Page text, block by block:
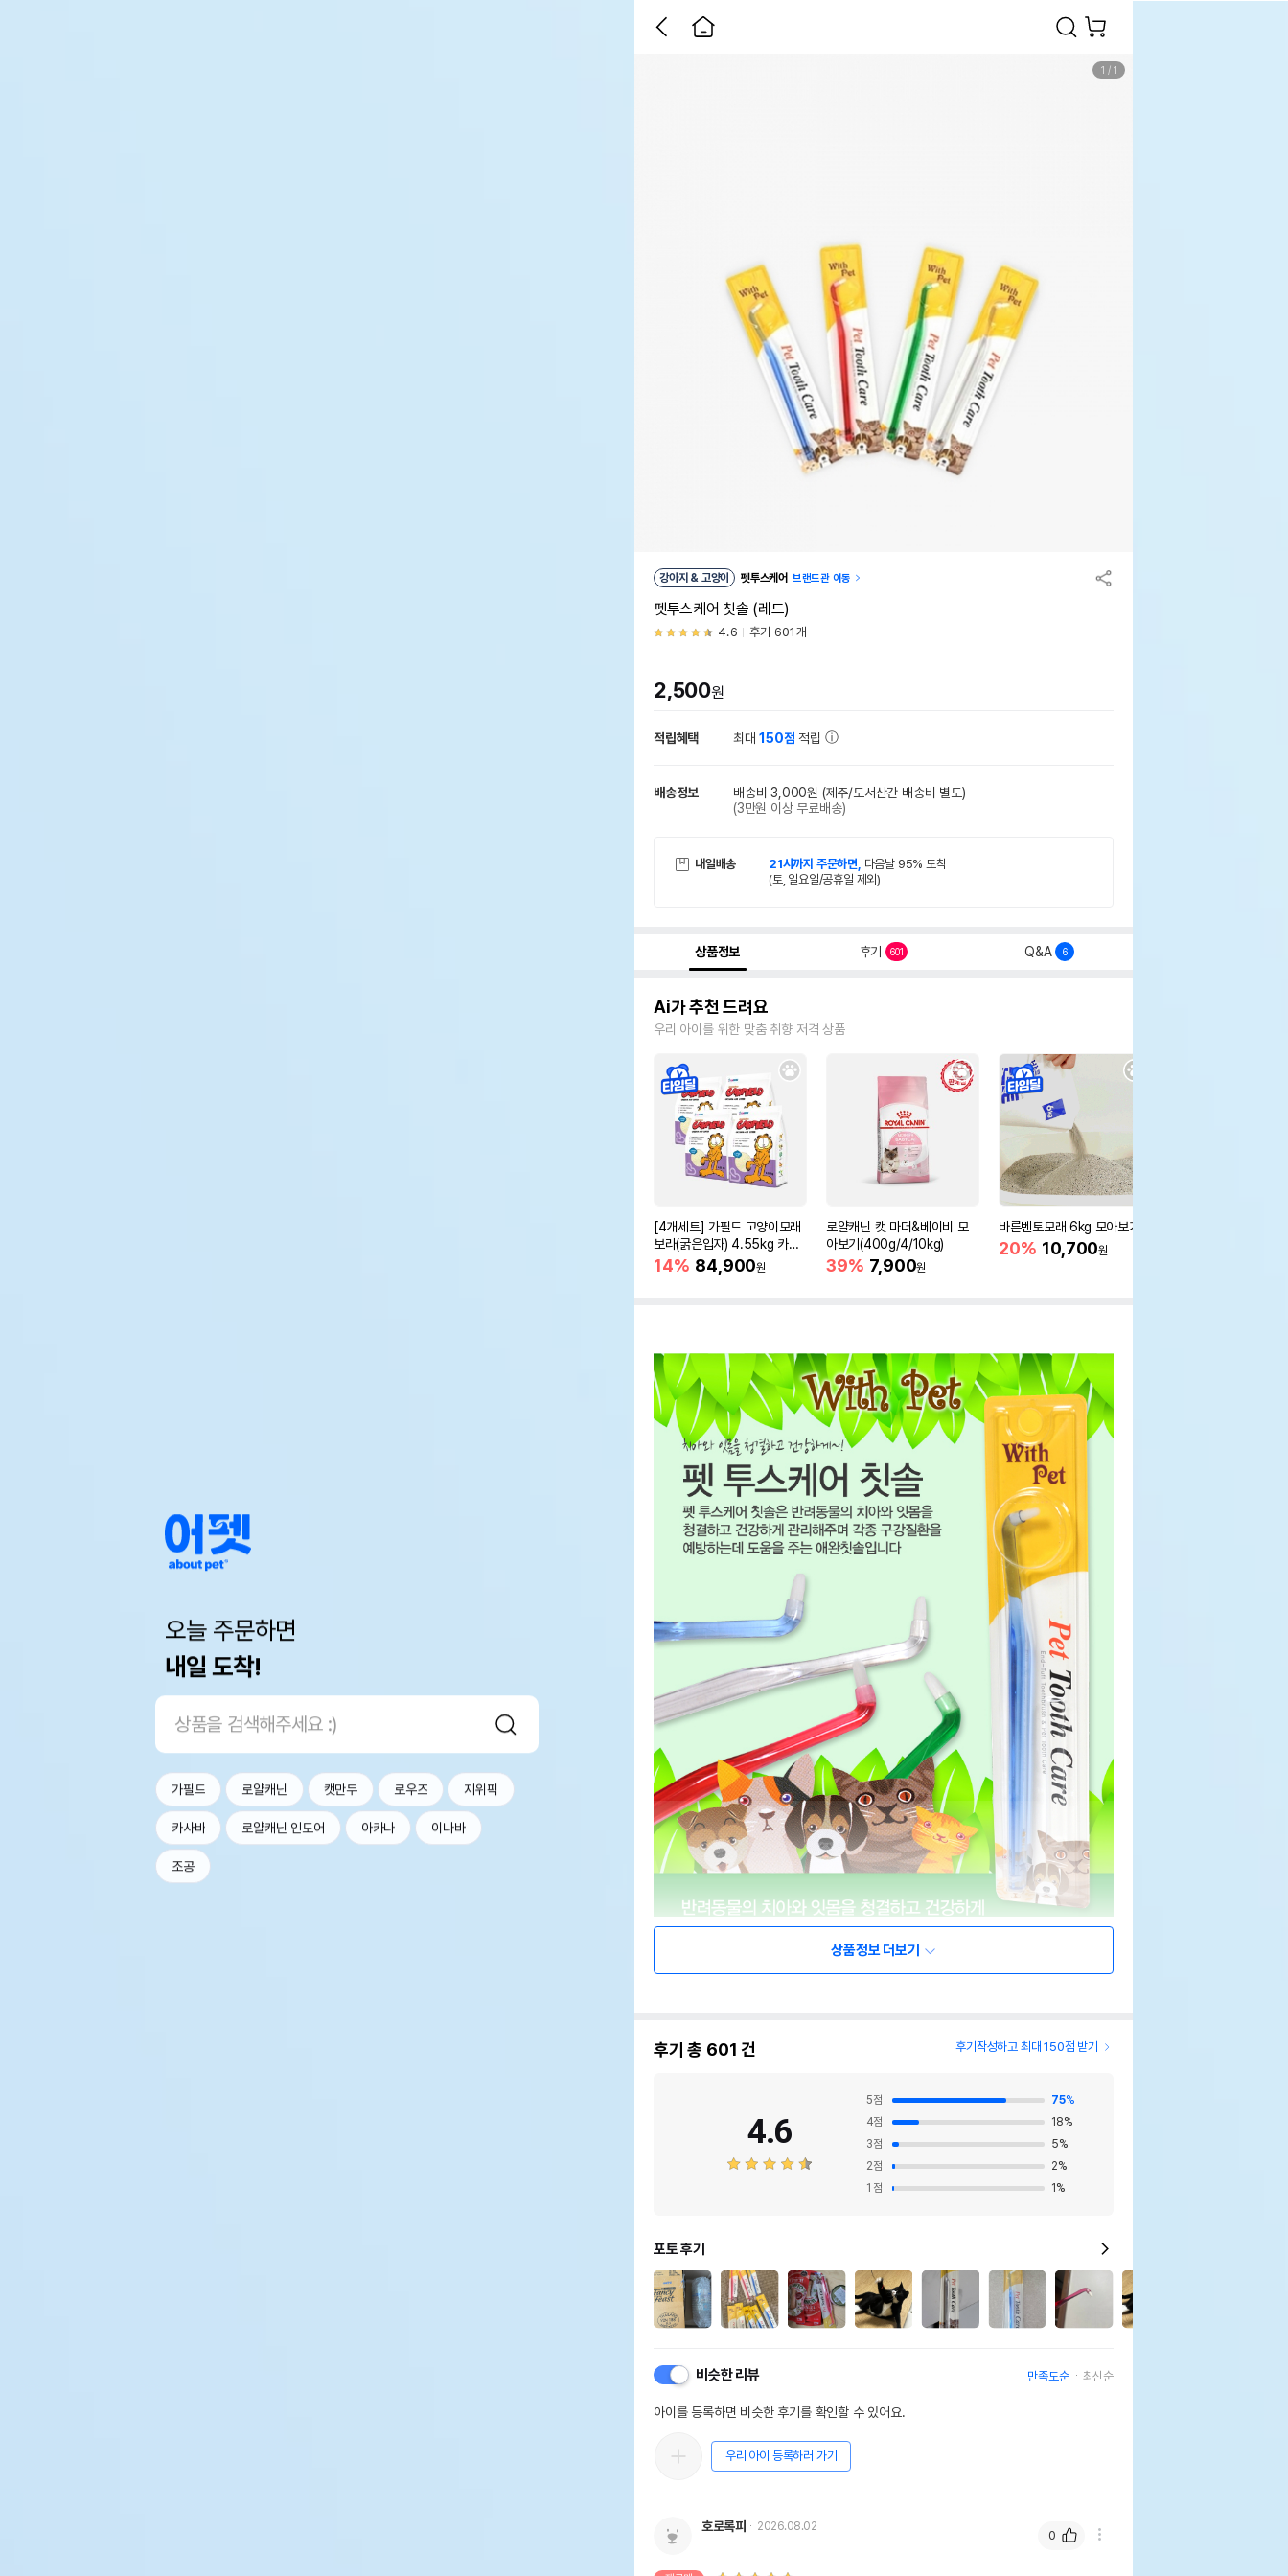
오늘 주문하면
내일 도착!
가필드 로얄캐닌 캣만두 로우즈 지위픽
카사바 로얄캐닌 인도어 아카나 이나바
조공
1 / 1
강아지 & 고양이 펫투스케어 브랜드관 이동
펫투스케어 칫솔 (레드)
4.6 후기 601개
2,500원
적립혜택 최대150점 적립
배송정보 배송비 3,000원 (제주/도서산간 배송비 별도)
(3만원 이상 무료배송)
내일배송 21시까지 주문하면, 다음날 95% 도착
(토, 일요일/공휴일 제외)
상품정보 후기 601 Q&A 6
Ai가 추천 드려요
우리 아이를 위한 맞춤 취향 저격 상품
[4개세트] 가필드 고양이모래
보라(굵은입자) 4.55kg 카사
바모래
14% 84,900원
로얄캐닌 캣 마더&베이비 모
아보기(400g/4/10kg)
39% 7,900원
바른벤토모래 6kg 모아보기
20% 10,700원
상품정보 더보기
후기 총 601 건 후기작성하고 최대 150점 받기
4.6
5점 75%
4점 18%
3점 5%
2점 2%
1 점 1 %
포토 후기
비슷한 리뷰 만족도순 최신순
아이를 등록하면 비슷한 후기를 확인할 수 있어요.
우리 아이 등록하러 가기
호로록피 2026.08.02
0